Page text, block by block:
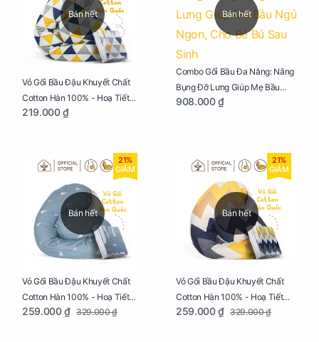
Bán hết
Vỏ Gối Bầu Đậu Khuyết Chất
Cotton Hàn 100% - Hoạ Tiết
Tam Giác
219.000 ₫
Bán hết
Combo Gối Bầu Đa Năng: Nâng
Bụng Đỡ Lưng Giúp Mẹ Bầu
Ngủ Ngon, Cho Bé Bú Sau Sinh
908.000 ₫
Bán hết
21%
GIẢM
Vỏ Gối Bầu Đậu Khuyết Chất
Cotton Hàn 100% - Hoạ Tiết
Thông Lạnh
259.000 ₫ 329.000 ₫
Bán hết
21%
GIẢM
Vỏ Gối Bầu Đậu Khuyết Chất
Cotton Hàn 100% - Hoạ Tiết
Ziczac
259.000 ₫ 329.000 ₫